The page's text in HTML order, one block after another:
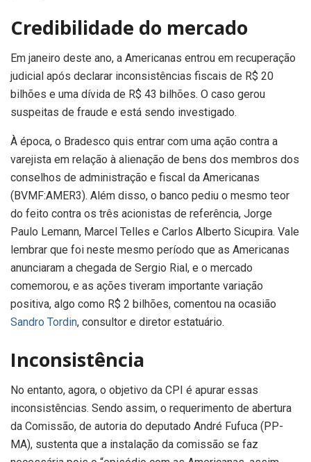
Credibilidade do mercado
Em janeiro deste ano, a Americanas entrou em recuperação
judicial após declarar inconsistências fiscais de R$ 20
bilhões e uma dívida de R$ 43 bilhões. O caso gerou
suspeitas de fraude e está sendo investigado.
À época, o Bradesco quis entrar com uma ação contra a
varejista em relação à alienação de bens dos membros dos
conselhos de administração e fiscal da Americanas
(BVMF:AMER3). Além disso, o banco pediu o mesmo teor
do feito contra os três acionistas de referência, Jorge
Paulo Lemann, Marcel Telles e Carlos Alberto Sicupira. Vale
lembrar que foi neste mesmo período que as Americanas
anunciaram a chegada de Sergio Rial, e o mercado
comemorou, e as ações tiveram importante variação
positiva, algo como R$ 2 bilhões, comentou na ocasião
Sandro Tordin, consultor e diretor estatuário.
Inconsistência
No entanto, agora, o objetivo da CPI é apurar essas
inconsistências. Sendo assim, o requerimento de abertura
da Comissão, de autoria do deputado André Fufuca (PP-
MA), sustenta que a instalação da comissão se faz